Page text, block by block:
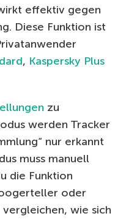
effektiv gegen
Diese Funktion ist
, Kaspersky Plus
zu
werden Tracker
nur erkannt
muss manuell
die Funktion
oder
wie sich